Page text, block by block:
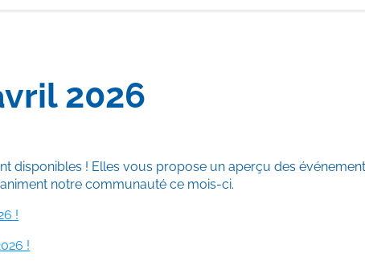
2026
disponibles ! Elles vous propose un aperçu des
notre communauté ce mois-ci.
!
!